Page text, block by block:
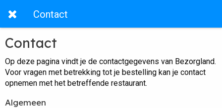
Contact
Contact
Op deze pagina vindt je de contactgegevens van Bezorgland.
Voor vragen met betrekking tot je bestelling kan je contact
opnemen met het betreffende restaurant.
Algemeen